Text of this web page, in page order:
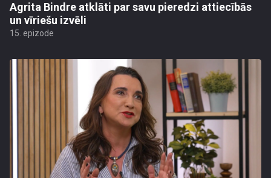
Agrita Bindre atklāti par savu pieredzi attiecībās
un vīriešu izvēli
15. epizode